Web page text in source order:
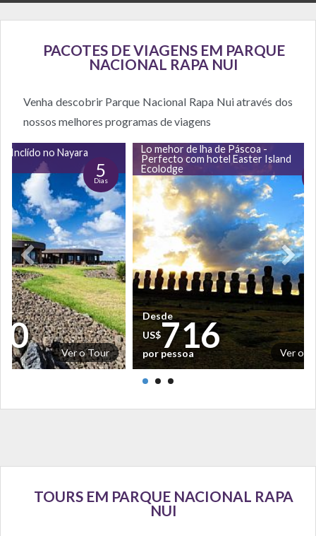
PACOTES DE VIAGENS EM PARQUE
NACIONAL RAPA NUI
Venha descobrir Parque Nacional Rapa Nui através dos
nossos melhores programas de viagens
Inclído no Nayara
5
Dias
Ver o Tour
Lo mehor de lha de Páscoa -
Perfecto com hotel Easter Island
Ecolodge
Ver o
Desde
US$716
por pessoa
TOURS EM PARQUE NACIONAL RAPA
NUI